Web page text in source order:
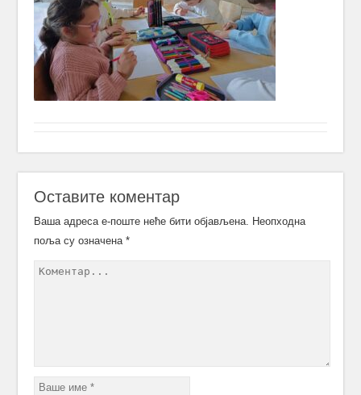
Оставите коментар
Ваша адреса е-поште неће бити објављена. Неопходна
поља су означена*